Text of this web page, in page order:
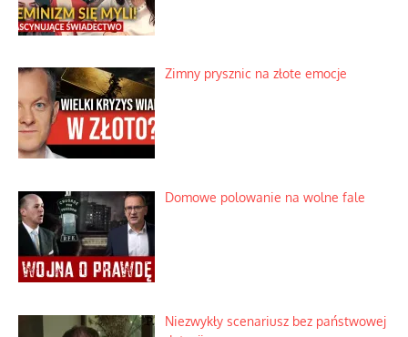
Zimny prysznic na złote emocje
Domowe polowanie na wolne fale
Niezwykły scenariusz bez państwowej